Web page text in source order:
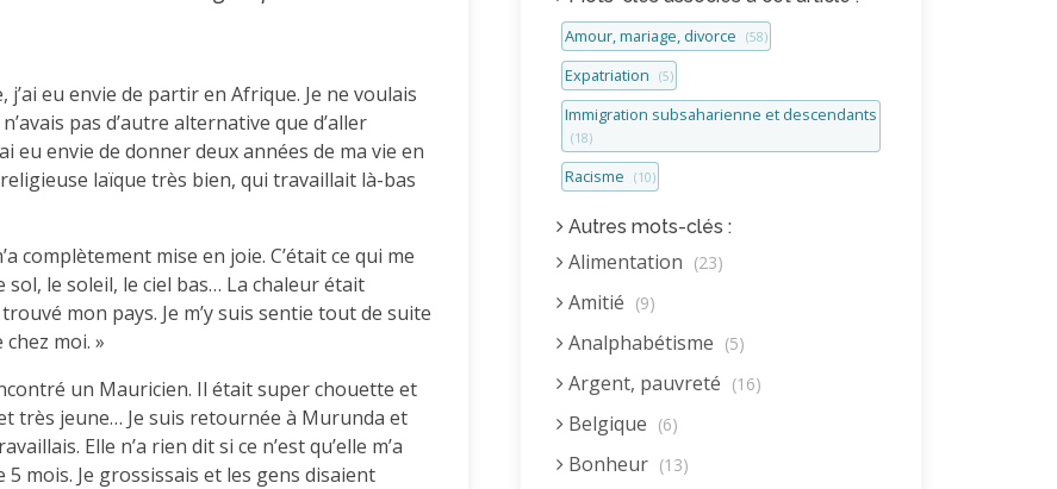
eu envie de partir en Afrique. Je ne voulais
pas d’autre alternative que d’aller
eu envie de donner deux années de ma vie en
laïque très bien, qui travaillait là-bas
complètement mise en joie. C’était ce qui me
le soleil, le ciel bas… La chaleur était
mon pays. Je m’y suis sentie tout de suite
moi. »
un Mauricien. Il était super chouette et
très jeune… Je suis retournée à Murunda et
Elle n’a rien dit si ce n’est qu’elle m’a
mois. Je grossissais et les gens disaient
Amour, mariage, divorce (58)
Expatriation (5)
Immigration subsaharienne et descendants
(18)
Racisme (10)
Autres mots-clés :
Alimentation (23)
Amitié (9)
Analphabétisme (5)
Argent, pauvreté (16)
Belgique (6)
Bonheur (13)